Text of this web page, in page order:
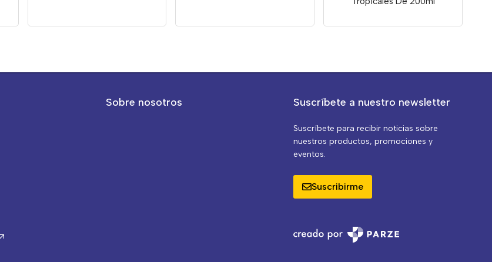
Sobre nosotros Suscríbete a nuestro newsletter
Suscríbete para recibir noticias sobre
nuestros productos, promociones y
eventos.
Suscribirme